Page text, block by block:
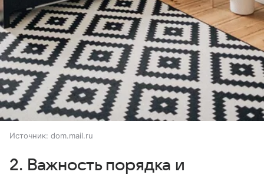
Источник: dom.mail.ru
2. Важность порядка и